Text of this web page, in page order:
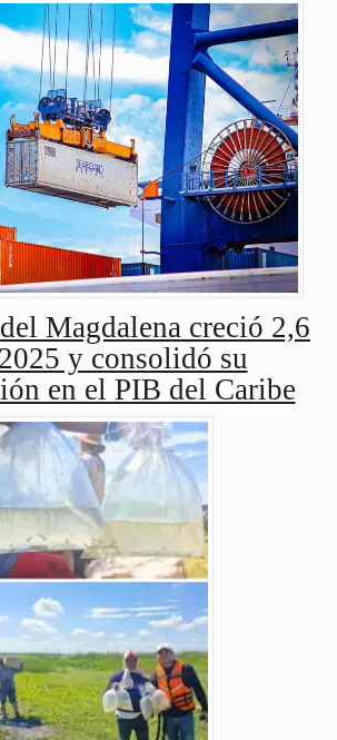
Magdalena creció 2,6
y consolidó su
en el PIB del Caribe